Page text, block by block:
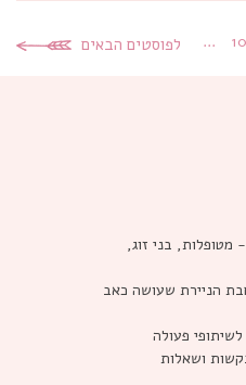
10
... לפוסטים הבאים
מטופלות, בני זוג,
הניירת שעושה כאב
פעולה
ושאלות